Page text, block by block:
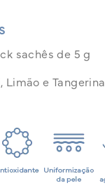
sachês de 5 g
Limão e Tangerina